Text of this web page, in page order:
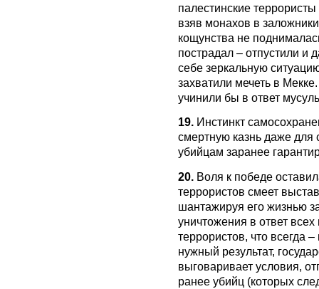
палестинские
взяв монахов в
кощунства не
пострадал – отпустили
себе зеркальную
захватили мечеть в
учинили бы в ответ
19. Инстинкт
смертную казнь даже
убийцам заранее
20. Воля к победе
террористов смеет
шантажируя его жизнью
уничтожения в ответ
террористов, что всегда
нужный результат,
выговаривает условия,
ранее убийц (которых